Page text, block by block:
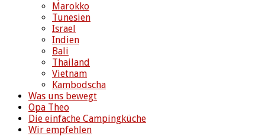
Marokko
Tunesien
Israel
Indien
Bali
Thailand
Vietnam
Kambodscha
Was uns bewegt
Opa Theo
Die einfache Campingküche
Wir empfehlen